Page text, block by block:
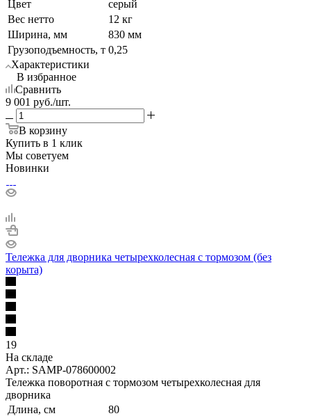
Цвет
серый
Вес нетто
12 кг
Ширина, мм
830 мм
Грузоподъемность, т 0,25
Характеристики
В избранное
Сравнить
9 001 руб./шт.
В корзину
Купить в 1 клик
Мы советуем
Новинки
Тележка для дворника четырехколесная с тормозом (без
корыта)
19
На складе
Арт.: SAMP-078600002
Тележка поворотная с тормозом четырехколесная для
дворника
Длина, см
80